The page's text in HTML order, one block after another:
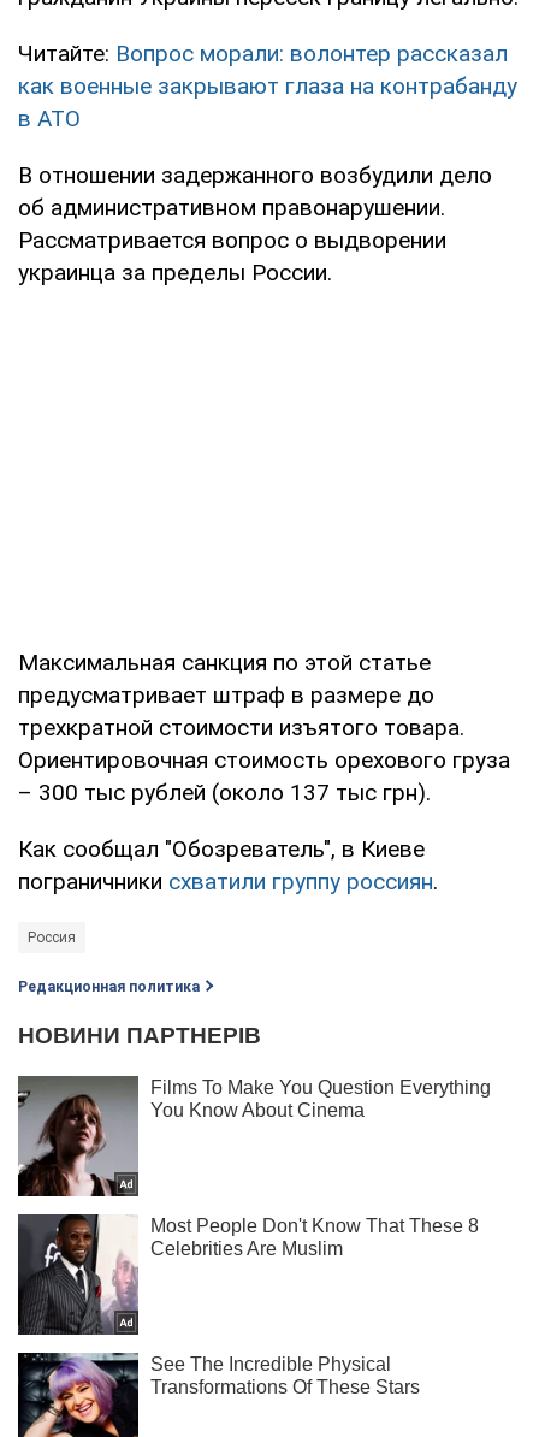
Читайте: Вопрос морали: волонтер рассказал
как военные закрывают глаза на контрабанду
в АТО
В отношении задержанного возбудили дело
об административном правонарушении.
Рассматривается вопрос о выдворении
украинца за пределы России.
Максимальная санкция по этой статье
предусматривает штраф в размере до
трехкратной стоимости изъятого товара.
Ориентировочная стоимость орехового груза
– 300 тыс рублей (около 137 тыс грн).
Как сообщал "Обозреватель", в Киеве
пограничники схватили группу россиян.
Россия
Редакционная политика